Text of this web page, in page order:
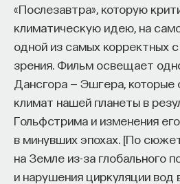
«Послезавтра», которую
климатическую идею, на
одной из самых корректных
зрения. Фильм освещает
Дансгора — Эшгера,
климат нашей планеты в
Гольфстрима и изменения
в минувших эпохах. [По
на Земле из-за глобального
и нарушения циркуляции вод